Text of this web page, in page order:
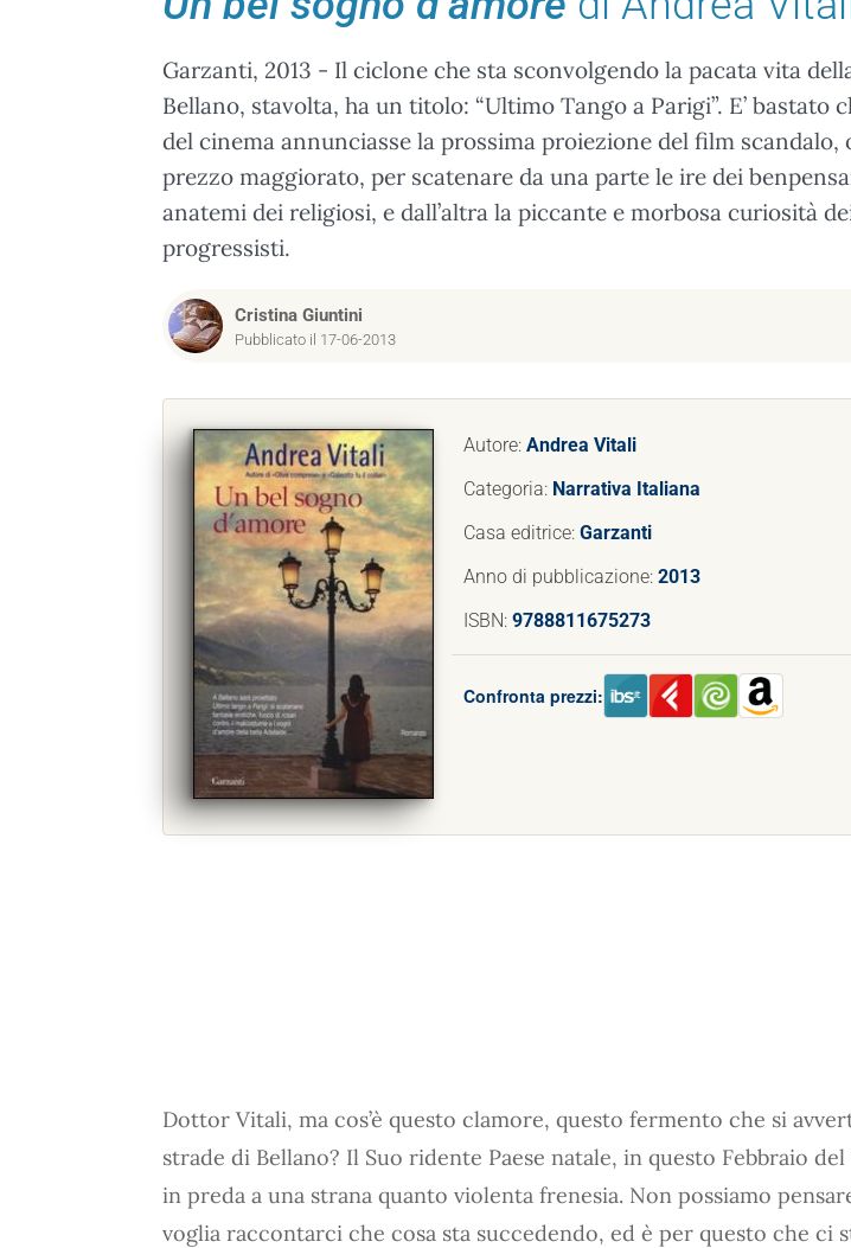
Garzanti, 2013 - Il ciclone che sta sconvolgendo la pacata vita
Bellano, stavolta, ha un titolo: “Ultimo Tango a Parigi”. E’ bastato
del cinema annunciasse la prossima proiezione del film scandalo,
prezzo maggiorato, per scatenare da una parte le ire dei
anatemi dei religiosi, e dall’altra la piccante e morbosa curiosità
progressisti.
Cristina Giuntini
Pubblicato il 17-06-2013
Autore: Andrea Vitali
Categoria: Narrativa Italiana
Casa editrice: Garzanti
Anno di pubblicazione: 2013
ISBN: 9788811675273
Confronta prezzi:
Dottor Vitali, ma cos’è questo clamore, questo fermento che si
strade di Bellano? Il Suo ridente Paese natale, in questo Febbraio del
in preda a una strana quanto violenta frenesia. Non possiamo
voglia raccontarci che cosa sta succedendo, ed è per questo che ci